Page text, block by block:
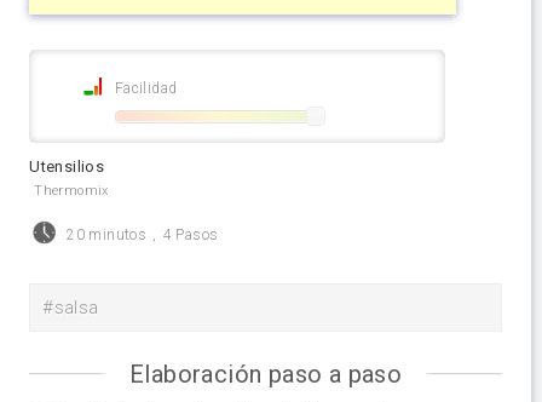
Facilidad
Utensilios
Thermomix
20 minutos , 4 Pasos
#salsa
Elaboración paso a paso